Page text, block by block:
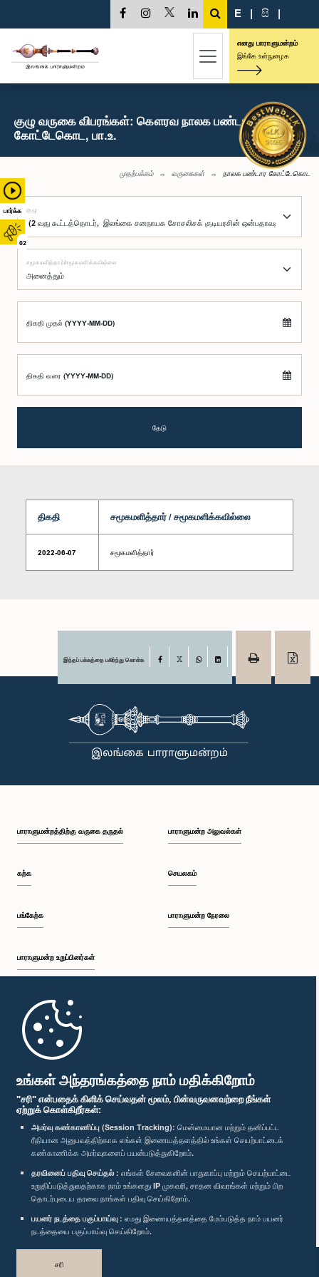
உங்கள் அந்தரங்கத்தை நாம் மதிக்கிறோம்
"சரி" என்பதைக் கிளிக் செய்வதன் மூலம், பின்வருவனவற்றை நீங்கள்
ஏற்றுக் கொள்கிறீர்கள்:
அமர்வு கண்காணிப்பு (Session Tracking): மென்மையான மற்றும் தனிப்பட்ட
ரீதியான அனுபவத்திற்காக எங்கள் இணையத்தளத்தில் உங்கள் செயற்பாட்டைக்
கண்காணிக்க அமர்வுகளைப் பயன்படுத்துகிறோம்.
தரவினைப் பதிவு செய்தல் : எங்கள் சேவைகளின் பாதுகாப்பு மற்றும் செயற்பாட்டை
உறுதிப்படுத்துவதற்காக நாம் உங்களது IP முகவரி, சாதன விவரங்கள் மற்றும் பிற
தொடர்புடைய தரவை நாங்கள் பதிவு செய்கிறோம்.
பயனர் நடத்தை பகுப்பாய்வு : எமது இணையத்தளத்தை மேம்படுத்த நாம் பயனர்
நடத்தையை பகுப்பாய்வு செய்கிறோம்.
சரி
பார்க்க
02
E | සි |
எனது பாராளுமன்றம்
இங்கே உள்நுழைக
குழு வருகை விபரங்கள்: கௌரவ நாலக பண்டார
கோட்டேகொட, பா.உ.
முதற்பக்கம் வருகைகள் நாலக பண்டார கோட்டேகொட
குழு
சமூகமளித்தார்/சமூகமளிக்கவில்லை
திகதி முதல் (YYYY-MM-DD)
திகதி வரை (YYYY-MM-DD)
தேடு
திகதி சமூகமளித்தார் / சமூகமளிக்கவில்லை
2022-06-07 சமூகமளித்தார்
இந்தப் பக்கத்தை பகிர்ந்து கொள்க Facebook
பாராளுமன்றத்திற்கு வருகை தருதல்
கற்க
பங்கேற்க
பாராளுமன்ற உறுப்பினர்கள்
முதற்பக்கம்
பாராளுமன்ற அலுவல்கள்
செயலகம்
பாராளுமன்ற நேரலை
பாராளுமன்ற கையடக்க செயலி
எம்மை பின்தொடர்க :
விருதுகள்
தனியுரிமைக் கொள்கை